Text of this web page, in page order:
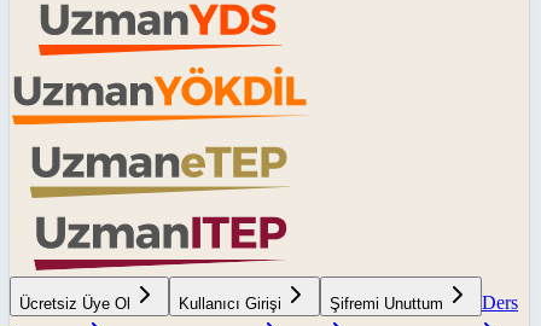
Ücretsiz Üye Ol Kullanıcı Girişi Şifremi Unuttum
Ders